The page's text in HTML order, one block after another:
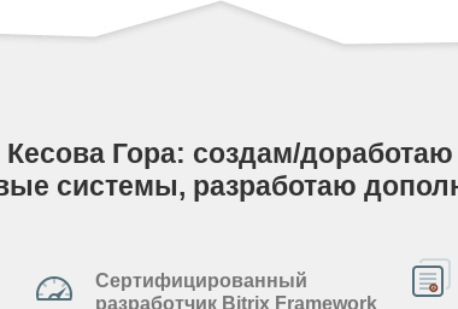
Кесова Гора: создам/
системы, разработаю
Сертифицированный
разработчик Bitrix Framework